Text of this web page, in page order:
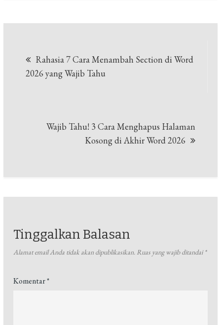
pos
Rahasia 7 Cara Menambah Section di Word
2026 yang Wajib Tahu
Wajib Tahu! 3 Cara Menghapus Halaman
Kosong di Akhir Word 2026
Tinggalkan Balasan
Alamat email Anda tidak akan dipublikasikan. Ruas yang wajib ditandai *
Komentar*